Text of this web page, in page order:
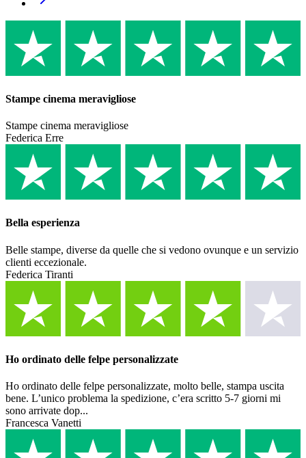
Stampe cinema meravigliose
Stampe cinema meravigliose
Federica Erre
Bella esperienza
Belle stampe, diverse da quelle che si vedono ovunque e un servizio
clienti eccezionale.
Federica Tiranti
Ho ordinato delle felpe personalizzate
Ho ordinato delle felpe personalizzate, molto belle, stampa uscita
bene. L’unico problema la spedizione, c’era scritto 5-7 giorni mi
sono arrivate dop...
Francesca Vanetti